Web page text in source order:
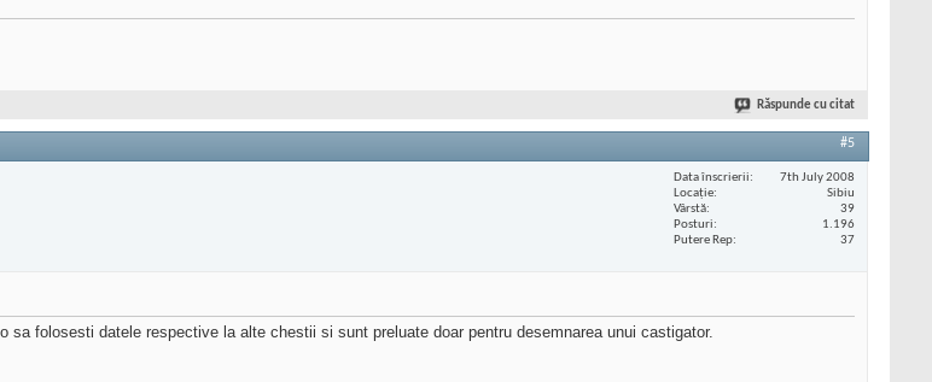
Răspunde cu citat
#5
Data înscrierii
7th July 2008
Locaţie
Sibiu
Vârstă
39
Posturi
1.196
Putere Rep
37
folosesti datele respective la alte chestii si sunt preluate doar pentru desemnarea unui castigator.